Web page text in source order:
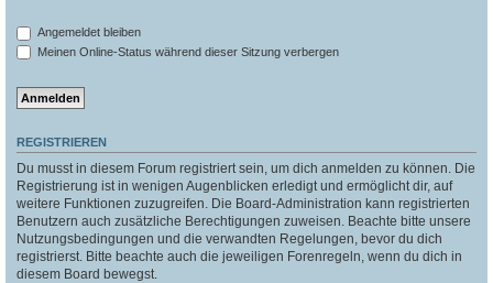
Angemeldet bleiben
Meinen Online-Status während dieser Sitzung verbergen
REGISTRIEREN
Du musst in diesem Forum registriert sein, um dich anmelden zu können. Die
Registrierung ist in wenigen Augenblicken erledigt und ermöglicht dir, auf
weitere Funktionen zuzugreifen. Die Board-Administration kann registrierten
Benutzern auch zusätzliche Berechtigungen zuweisen. Beachte bitte unsere
Nutzungsbedingungen und die verwandten Regelungen, bevor du dich
registrierst. Bitte beachte auch die jeweiligen Forenregeln, wenn du dich in
diesem Board bewegst.